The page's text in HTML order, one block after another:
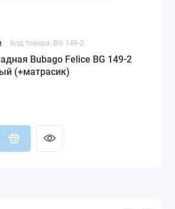
Код товара: BG 149-2
Bubago Felice BG 149-2
(+матрасик)